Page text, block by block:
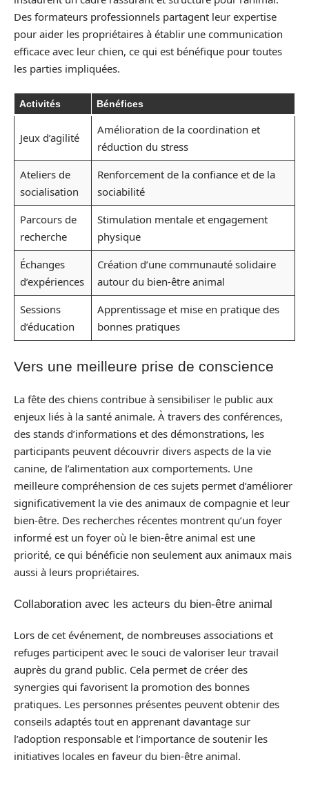
Des formateurs professionnels partagent leur expertise
pour aider les propriétaires à établir une communication
efficace avec leur chien, ce qui est bénéfique pour toutes
les parties impliquées.
Activités Bénéfices
Jeux d’agilité
Amélioration de la coordination et
réduction du stress
Ateliers de
socialisation
Renforcement de la confiance et de la
sociabilité
Parcours de
recherche
Stimulation mentale et engagement
physique
Échanges
d’expériences
Création d’une communauté solidaire
autour du bien-être animal
Sessions
d’éducation
Apprentissage et mise en pratique des
bonnes pratiques
Vers une meilleure prise de conscience
La fête des chiens contribue à sensibiliser le public aux
enjeux liés à la santé animale. À travers des conférences,
des stands d’informations et des démonstrations, les
participants peuvent découvrir divers aspects de la vie
canine, de l’alimentation aux comportements. Une
meilleure compréhension de ces sujets permet d’améliorer
significativement la vie des animaux de compagnie et leur
bien-être. Des recherches récentes montrent qu’un foyer
informé est un foyer où le bien-être animal est une
priorité, ce qui bénéficie non seulement aux animaux mais
aussi à leurs propriétaires.
Collaboration avec les acteurs du bien-être animal
Lors de cet événement, de nombreuses associations et
refuges participent avec le souci de valoriser leur travail
auprès du grand public. Cela permet de créer des
synergies qui favorisent la promotion des bonnes
pratiques. Les personnes présentes peuvent obtenir des
conseils adaptés tout en apprenant davantage sur
l’adoption responsable et l’importance de soutenir les
initiatives locales en faveur du bien-être animal.